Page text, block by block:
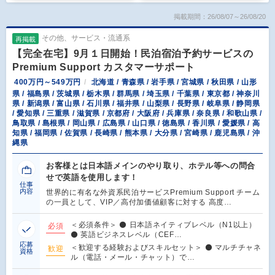
掲載期間：26/08/07～26/08/20
再掲載 その他、サービス・流通系
【完全在宅】9月１日開始！民泊宿泊予約サービスの
Premium Support カスタマーサポート
400万円～549万円
北海道 / 青森県 / 岩手県 / 宮城県 / 秋田県 / 山形
県 / 福島県 / 茨城県 / 栃木県 / 群馬県 / 埼玉県 / 千葉県 / 東京都 / 神奈川
県 / 新潟県 / 富山県 / 石川県 / 福井県 / 山梨県 / 長野県 / 岐阜県 / 静岡県
/ 愛知県 / 三重県 / 滋賀県 / 京都府 / 大阪府 / 兵庫県 / 奈良県 / 和歌山県 /
鳥取県 / 島根県 / 岡山県 / 広島県 / 山口県 / 徳島県 / 香川県 / 愛媛県 / 高
知県 / 福岡県 / 佐賀県 / 長崎県 / 熊本県 / 大分県 / 宮崎県 / 鹿児島県 / 沖
縄県
仕事
内容
お客様とは日本語メインのやり取り、ホテル等への問合
せで英語を使用します！
世界的に有名な外資系民泊サービスPremium Support チーム
の一員として、VIP／高付加価値顧客に対する 高度…
応募
資格
必須
＜必須条件＞ ⚫ 日本語ネイティブレベル（N1以上）
⚫ 英語ビジネスレベル（CEF…
歓迎
＜歓迎する経験およびスキルセット＞ ⚫ マルチチャネ
ル（電話・メール・チャット）で…